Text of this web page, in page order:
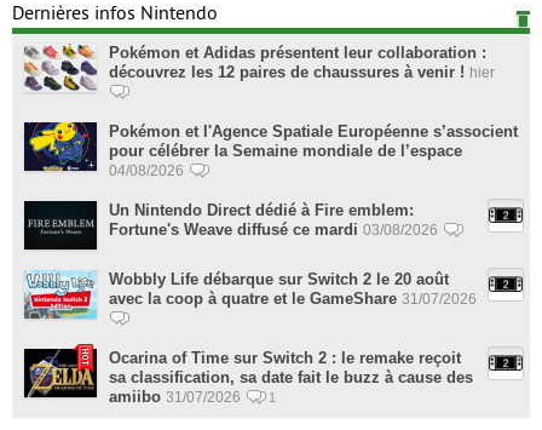
Dernières infos Nintendo
Pokémon et Adidas présentent leur collaboration :
découvrez les 12 paires de chaussures à venir ! hier
Pokémon et l'Agence Spatiale Européenne s’associent
pour célébrer la Semaine mondiale de l’espace
04/08/2026
Un Nintendo Direct dédié à Fire emblem:
Fortune's Weave diffusé ce mardi 03/08/2026
Wobbly Life débarque sur Switch 2 le 20 août
avec la coop à quatre et le GameShare 31/07/2026
Ocarina of Time sur Switch 2 : le remake reçoit
sa classification, sa date fait le buzz à cause des
amiibo 31/07/2026 1